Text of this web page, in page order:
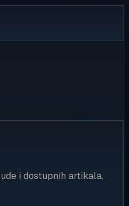
i dostupnih artikala.